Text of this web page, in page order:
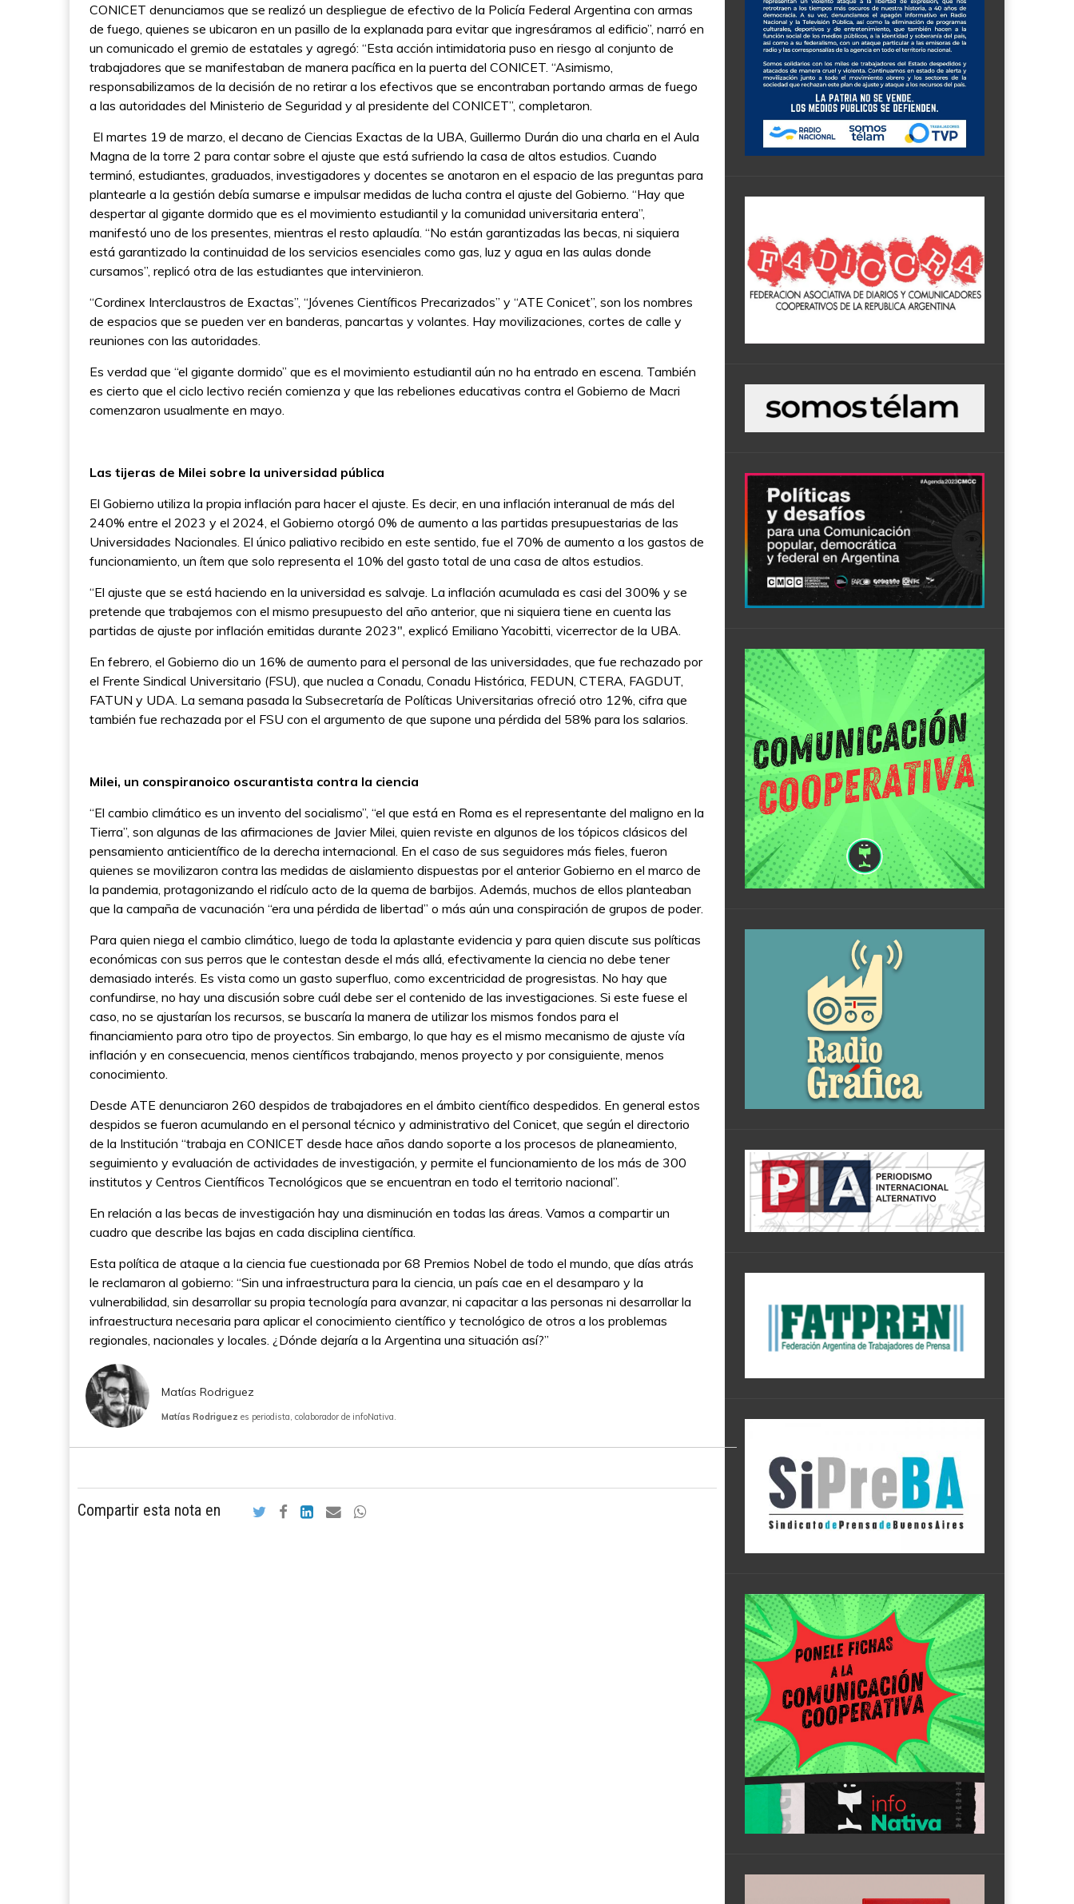
CONICET denunciamos que se realizó un despliegue de efectivo de la Policía Federal Argentina con armas
de fuego, quienes se ubicaron en un pasillo de la explanada para evitar que ingresáramos al edificio”, narró en
un comunicado el gremio de estatales y agregó: “Esta acción intimidatoria puso en riesgo al conjunto de
trabajadores que se manifestaban de manera pacífica en la puerta del CONICET. “Asimismo,
responsabilizamos de la decisión de no retirar a los efectivos que se encontraban portando armas de fuego
a las autoridades del Ministerio de Seguridad y al presidente del CONICET”, completaron.
El martes 19 de marzo, el decano de Ciencias Exactas de la UBA, Guillermo Durán dio una charla en el Aula
Magna de la torre 2 para contar sobre el ajuste que está sufriendo la casa de altos estudios. Cuando
terminó, estudiantes, graduados, investigadores y docentes se anotaron en el espacio de las preguntas para
plantearle a la gestión debía sumarse e impulsar medidas de lucha contra el ajuste del Gobierno. “Hay que
despertar al gigante dormido que es el movimiento estudiantil y la comunidad universitaria entera”,
manifestó uno de los presentes, mientras el resto aplaudía. “No están garantizadas las becas, ni siquiera
está garantizado la continuidad de los servicios esenciales como gas, luz y agua en las aulas donde
cursamos”, replicó otra de las estudiantes que intervinieron.
“Cordinex Interclaustros de Exactas”, “Jóvenes Científicos Precarizados” y “ATE Conicet”, son los nombres
de espacios que se pueden ver en banderas, pancartas y volantes. Hay movilizaciones, cortes de calle y
reuniones con las autoridades.
Es verdad que “el gigante dormido” que es el movimiento estudiantil aún no ha entrado en escena. También
es cierto que el ciclo lectivo recién comienza y que las rebeliones educativas contra el Gobierno de Macri
comenzaron usualmente en mayo.
Las tijeras de Milei sobre la universidad pública
El Gobierno utiliza la propia inflación para hacer el ajuste. Es decir, en una inflación interanual de más del
240% entre el 2023 y el 2024, el Gobierno otorgó 0% de aumento a las partidas presupuestarias de las
Universidades Nacionales. El único paliativo recibido en este sentido, fue el 70% de aumento a los gastos de
funcionamiento, un ítem que solo representa el 10% del gasto total de una casa de altos estudios.
“El ajuste que se está haciendo en la universidad es salvaje. La inflación acumulada es casi del 300% y se
pretende que trabajemos con el mismo presupuesto del año anterior, que ni siquiera tiene en cuenta las
partidas de ajuste por inflación emitidas durante 2023″, explicó Emiliano Yacobitti, vicerrector de la UBA.
En febrero, el Gobierno dio un 16% de aumento para el personal de las universidades, que fue rechazado por
el Frente Sindical Universitario (FSU), que nuclea a Conadu, Conadu Histórica, FEDUN, CTERA, FAGDUT,
FATUN y UDA. La semana pasada la Subsecretaría de Políticas Universitarias ofreció otro 12%, cifra que
también fue rechazada por el FSU con el argumento de que supone una pérdida del 58% para los salarios.
Milei, un conspiranoico oscurantista contra la ciencia
“El cambio climático es un invento del socialismo”, “el que está en Roma es el representante del maligno en la
Tierra”, son algunas de las afirmaciones de Javier Milei, quien reviste en algunos de los tópicos clásicos del
pensamiento anticientífico de la derecha internacional. En el caso de sus seguidores más fieles, fueron
quienes se movilizaron contra las medidas de aislamiento dispuestas por el anterior Gobierno en el marco de
la pandemia, protagonizando el ridículo acto de la quema de barbijos. Además, muchos de ellos planteaban
que la campaña de vacunación “era una pérdida de libertad” o más aún una conspiración de grupos de poder.
Para quien niega el cambio climático, luego de toda la aplastante evidencia y para quien discute sus políticas
económicas con sus perros que le contestan desde el más allá, efectivamente la ciencia no debe tener
demasiado interés. Es vista como un gasto superfluo, como excentricidad de progresistas. No hay que
confundirse, no hay una discusión sobre cuál debe ser el contenido de las investigaciones. Si este fuese el
caso, no se ajustarían los recursos, se buscaría la manera de utilizar los mismos fondos para el
financiamiento para otro tipo de proyectos. Sin embargo, lo que hay es el mismo mecanismo de ajuste vía
inflación y en consecuencia, menos científicos trabajando, menos proyecto y por consiguiente, menos
conocimiento.
Desde ATE denunciaron 260 despidos de trabajadores en el ámbito científico despedidos. En general estos
despidos se fueron acumulando en el personal técnico y administrativo del Conicet, que según el directorio
de la Institución “trabaja en CONICET desde hace años dando soporte a los procesos de planeamiento,
seguimiento y evaluación de actividades de investigación, y permite el funcionamiento de los más de 300
institutos y Centros Científicos Tecnológicos que se encuentran en todo el territorio nacional”.
En relación a las becas de investigación hay una disminución en todas las áreas. Vamos a compartir un
cuadro que describe las bajas en cada disciplina científica.
Esta política de ataque a la ciencia fue cuestionada por 68 Premios Nobel de todo el mundo, que días atrás
le reclamaron al gobierno: “Sin una infraestructura para la ciencia, un país cae en el desamparo y la
vulnerabilidad, sin desarrollar su propia tecnología para avanzar, ni capacitar a las personas ni desarrollar la
infraestructura necesaria para aplicar el conocimiento científico y tecnológico de otros a los problemas
regionales, nacionales y locales. ¿Dónde dejaría a la Argentina una situación así?”
Matías Rodriguez
Matías Rodriguez es periodista, colaborador de infoNativa.
Compartir esta nota en